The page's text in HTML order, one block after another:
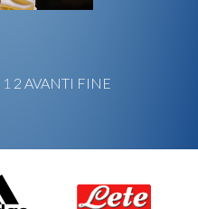
1 2 AVANTI FINE